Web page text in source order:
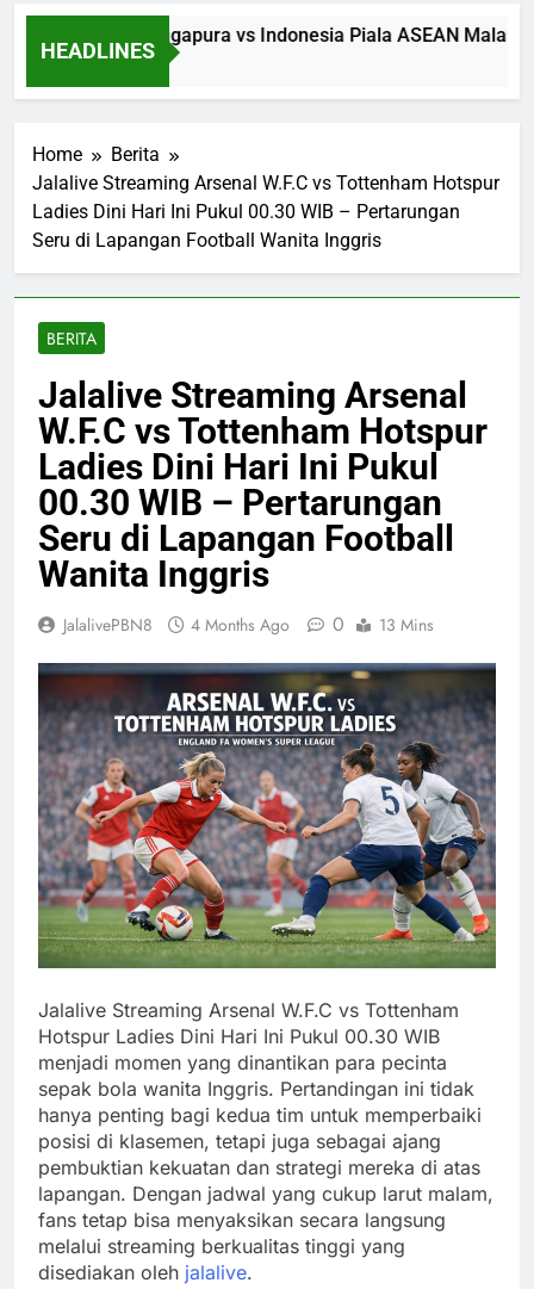
HEADLINES
Streaming Singapura vs Indonesia Piala ASEAN Malam
Home
Berita
Jalalive Streaming Arsenal W.F.C vs Tottenham Hotspur
Ladies Dini Hari Ini Pukul 00.30 WIB – Pertarungan
Seru di Lapangan Football Wanita Inggris
BERITA
Jalalive Streaming Arsenal
W.F.C vs Tottenham Hotspur
Ladies Dini Hari Ini Pukul
00.30 WIB – Pertarungan
Seru di Lapangan Football
Wanita Inggris
JalalivePBN8 4 Months Ago 0 13 Mins
Jalalive Streaming Arsenal W.F.C vs Tottenham
Hotspur Ladies Dini Hari Ini Pukul 00.30 WIB
menjadi momen yang dinantikan para pecinta
sepak bola wanita Inggris. Pertandingan ini tidak
hanya penting bagi kedua tim untuk memperbaiki
posisi di klasemen, tetapi juga sebagai ajang
pembuktian kekuatan dan strategi mereka di atas
lapangan. Dengan jadwal yang cukup larut malam,
fans tetap bisa menyaksikan secara langsung
melalui streaming berkualitas tinggi yang
disediakan oleh jalalive.